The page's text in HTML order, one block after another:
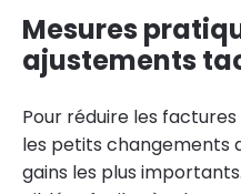
Mesures
ajustements
Pour réduire les
les petits changements
gains les plus